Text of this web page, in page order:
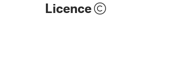
Licence